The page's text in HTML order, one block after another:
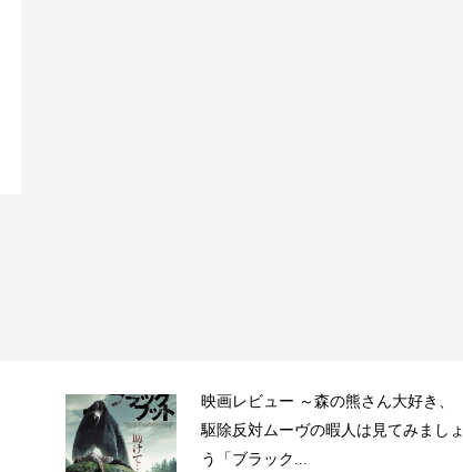
映画レビュー ～森の熊さん大好き、
駆除反対ムーヴの暇人は見てみましょ
う「ブラック...